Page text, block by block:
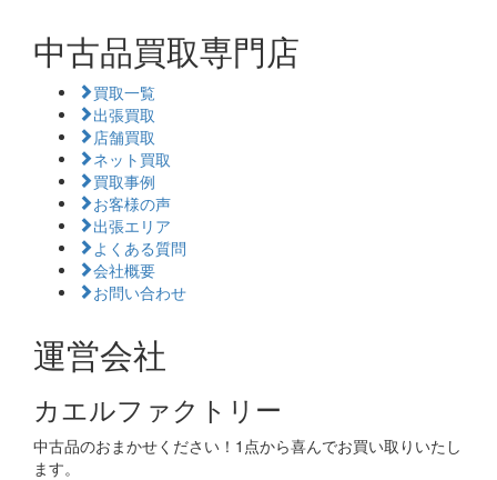
中古品買取専門店
買取一覧
出張買取
店舗買取
ネット買取
買取事例
お客様の声
出張エリア
よくある質問
会社概要
お問い合わせ
運営会社
カエルファクトリー
中古品のおまかせください！1点から喜んでお買い取りいたし
ます。